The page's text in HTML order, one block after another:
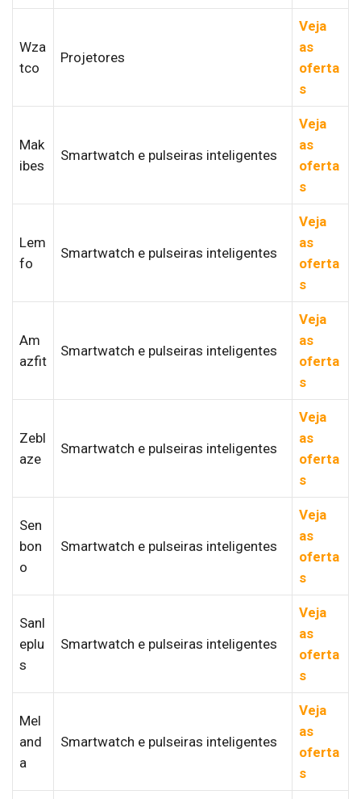
Wza
tco
Projetores
Veja
as
oferta
s
Mak
ibes
Smartwatch e pulseiras inteligentes
Veja
as
oferta
s
Lem
fo
Smartwatch e pulseiras inteligentes
Veja
as
oferta
s
Am
azfit
Smartwatch e pulseiras inteligentes
Veja
as
oferta
s
Zebl
aze
Smartwatch e pulseiras inteligentes
Veja
as
oferta
s
Sen
bon
o
Smartwatch e pulseiras inteligentes
Veja
as
oferta
s
Sanl
eplu
s
Smartwatch e pulseiras inteligentes
Veja
as
oferta
s
Mel
and
a
Smartwatch e pulseiras inteligentes
Veja
as
oferta
s